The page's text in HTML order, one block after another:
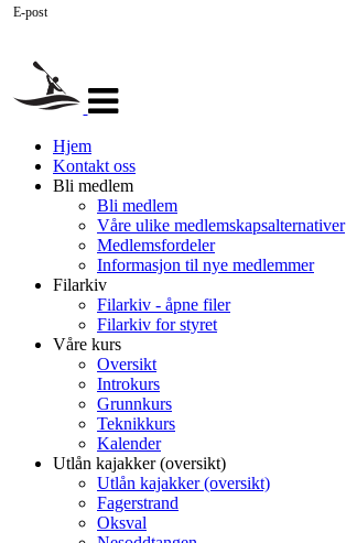
navigasjon
Hjem
Kontakt oss
Bli medlem
Bli medlem
Våre ulike medlemskapsalternativer
Medlemsfordeler
Informasjon til nye medlemmer
Filarkiv
Filarkiv - åpne filer
Filarkiv for styret
Våre kurs
Oversikt
Introkurs
Grunnkurs
Teknikkurs
Kalender
Utlån kajakker (oversikt)
Utlån kajakker (oversikt)
Fagerstrand
Oksval
E-post